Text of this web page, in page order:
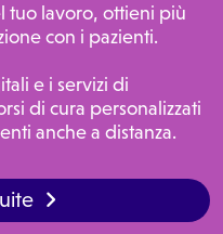
tuo lavoro, ottieni più
con i pazienti.
e i servizi di
di cura personalizzati
anche a distanza.